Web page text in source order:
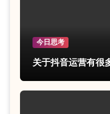
今日思考
关于抖音运营有很